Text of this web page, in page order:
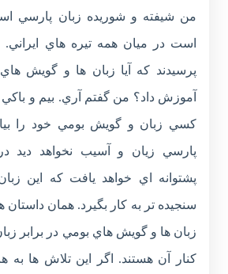
من شيفته و شوريده زبان پارسي
است در ميان همه تيره هاي
پرسيدند که آيا زبان ها و گويش
آموزش داد؟ من گفتم آري. بيم و
کسي زبان و گويش بومي خود را
پارسي زيان و آسيب نخواهد ديد
پشتوانه اي خواهد يافت که اين
سنجيده تر به کار بگيرد. همان
زبان ها و گويش هاي بومي در برابر
کنار آن هستند. اگر اين تلاش ها به